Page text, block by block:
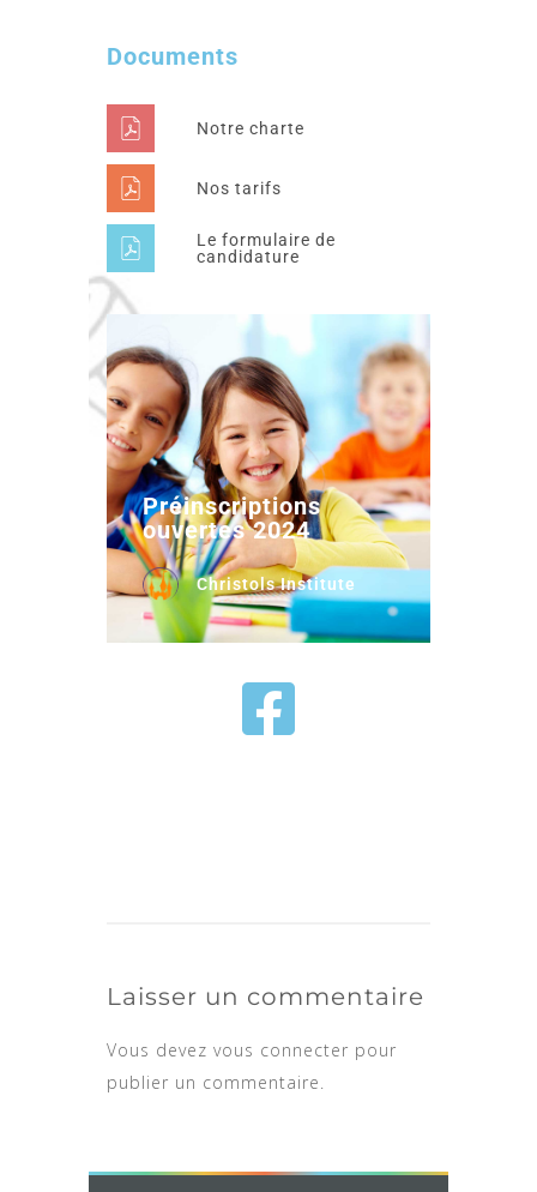
Documents
Notre charte
Nos tarifs
Le formulaire de
candidature
Préinscriptions
ouvertes 2024
Christols Institute
Laisser un commentaire
Vous devez vous connecter pour
publier un commentaire.